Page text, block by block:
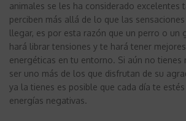
animales se les ha considerado excelentes
perciben más allá de lo que las
llegar, es por esta razón que un perro o un
hará librar tensiones y te hará tener
energéticas en tu entorno. Si aún no tienes
ser uno más de los que disfrutan de su
ya la tienes es posible que cada día te
energías negativas.